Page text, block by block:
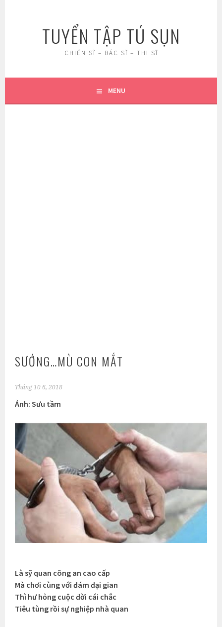
TUYỂN TẬP TÚ SỤN
CHIẾN SĨ – BÁC SĨ – THI SĨ
MENU
SƯỚNG…MÙ CON MẮT
Tháng 10 6, 2018
Ảnh: Sưu tầm
Là sỹ quan công an cao cấp
Mà chơi cùng với đám đại gian
Thì hư hỏng cuộc đời cái chắc
Tiêu tùng rồi sự nghiệp nhà quan